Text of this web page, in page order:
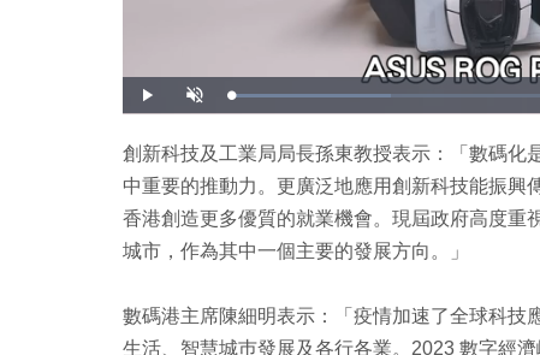
播
放
開
啟
載
入
:
2
.
4
8
%
創新科技及工業局局長孫東教授表示：「數碼化
中重要的推動力。更廣泛地應用創新科技能振興
香港創造更多優質的就業機會。現屆政府高度重
城市，作為其中一個主要的發展方向。」
數碼港主席陳細明表示：「疫情加速了全球科技
生活、智慧城巿發展及各行各業。2023 數字經